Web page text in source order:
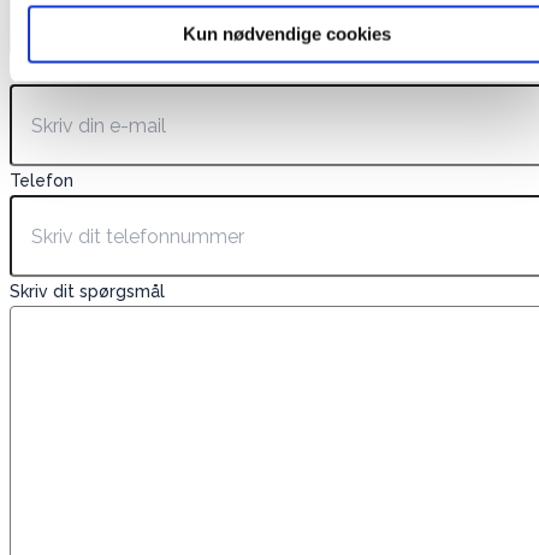
Kun nødvendige cookies
E-mail*
Telefon
Skriv dit spørgsmål